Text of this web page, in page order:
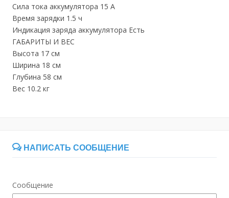
Сила тока аккумулятора 15 А
Время зарядки 1.5 ч
Индикация заряда аккумулятора Есть
ГАБАРИТЫ И ВЕС
Высота 17 см
Ширина 18 см
Глубина 58 см
Вес 10.2 кг
НАПИСАТЬ СООБЩЕНИЕ
Сообщение